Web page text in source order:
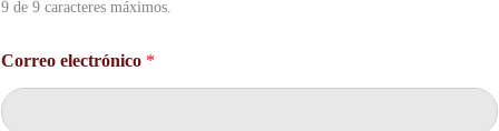
9 de 9 caracteres máximos.
Correo electrónico *